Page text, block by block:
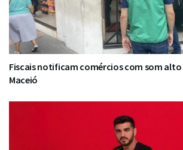
Fiscais notificam comércios com som alto
Maceió